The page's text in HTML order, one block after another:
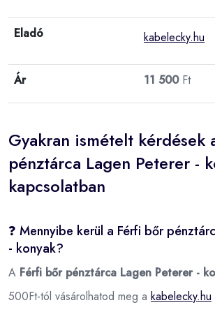
Eladó kabelecky.hu
Ár 11 500Ft
Gyakran ismételt kérdések
pénztárca Lagen Peterer -
kapcsolatban
❓ Mennyibe kerül a Férfi bőr
- konyak?
A Férfi bőr pénztárca Lagen Peterer -
500Ft-tól vásárolhatod meg a kabelecky.hu